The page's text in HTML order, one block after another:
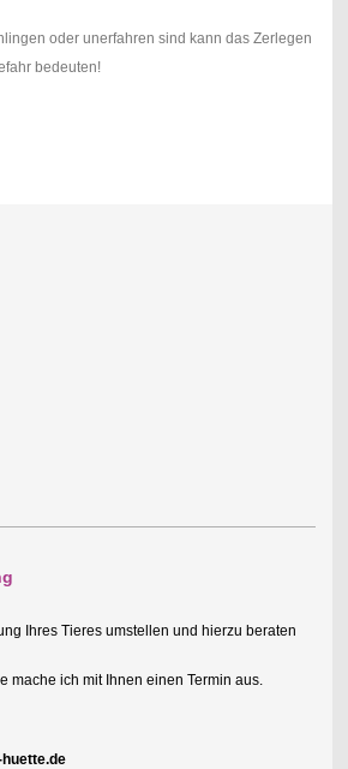
oder unerfahren sind kann das Zerlegen
bedeuten!
Ihres Tieres umstellen und hierzu beraten
mache ich mit Ihnen einen Termin aus.